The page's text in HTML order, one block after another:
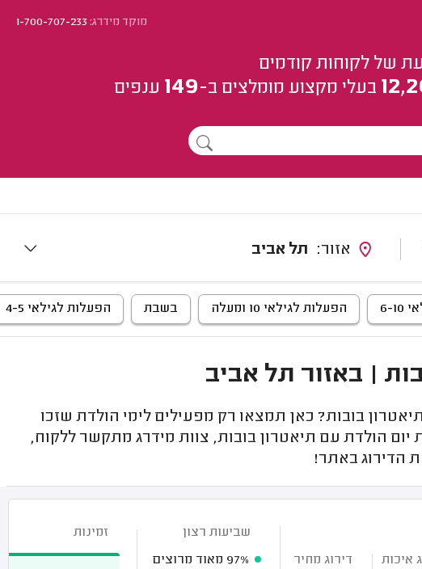
מוקד מידרג:1-700-707-233
של לקוחות קודמים
בעלי מקצוע מומלצים ב-149 ענפים
תל אביב
10 הפעלות לגילאי 10 ומעלה בשבת הפעלות לגילאי 4-5
| באזור תל אביב
בובות? כאן תמצאו רק מפעילים לימי הולדת שזכו
הולדת עם תיאטרון בובות, צוות מידרג מתקשר ללקוח,
הדירוג באתר!
איכות דירוג מחיר
שביעות רצון
97% מאוד מרוצים
זמינות